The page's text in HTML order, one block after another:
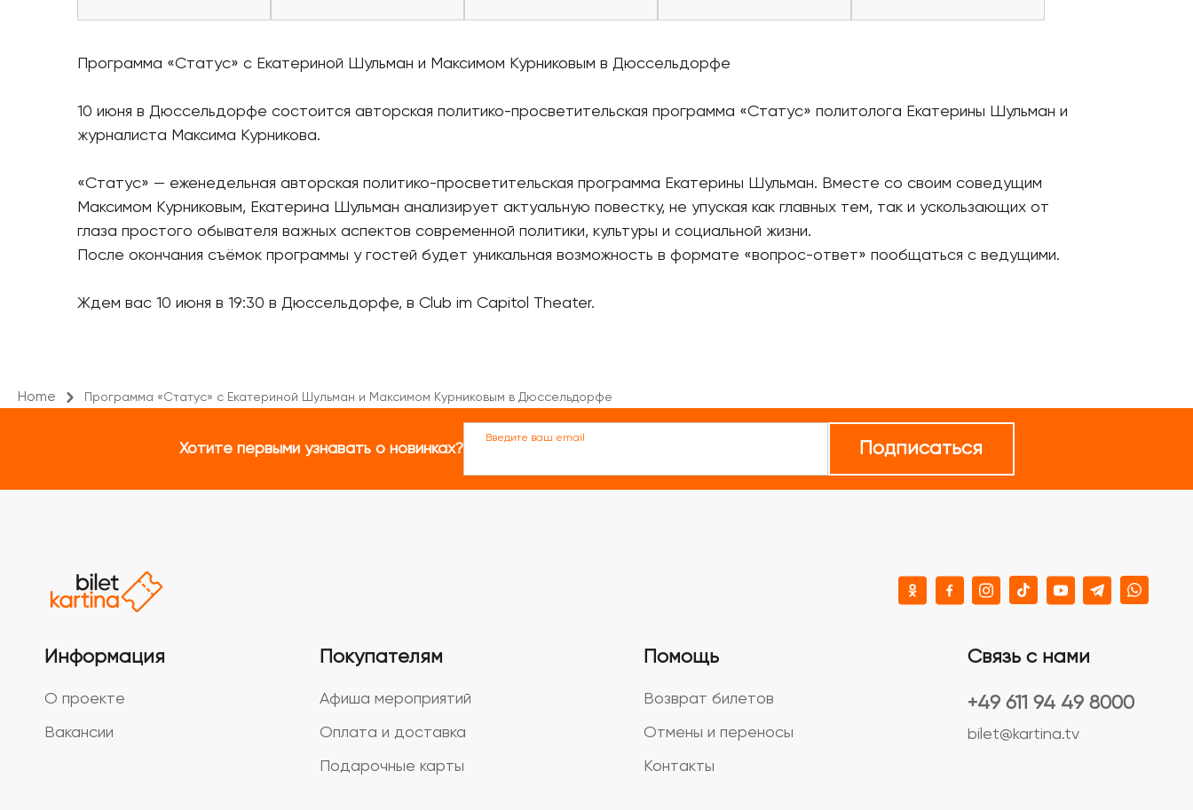
Программа «Статус» с Екатериной Шульман и Максимом Курниковым в Дюссельдорфе
10 июня в Дюссельдорфе состоится авторская политико-просветительская программа «Статус» политолога Екатерины Шульман и
журналиста Максима Курникова.
«Статус» — еженедельная авторская политико-просветительская программа Екатерины Шульман. Вместе со своим соведущим
Максимом Курниковым, Екатерина Шульман анализирует актуальную повестку, не упуская как главных тем, так и ускользающих от
глаза простого обывателя важных аспектов современной политики, культуры и социальной жизни.
После окончания съёмок программы у гостей будет уникальная возможность в формате «вопрос-ответ» пообщаться с ведущими.
Ждем вас 10 июня в 19:30 в Дюссельдорфе, в Club im Capitol Theater.
Home Программа «Статус» с Екатериной Шульман и Максимом Курниковым в Дюссельдорфе
Хотите первыми узнавать о новинках?
Введите ваш email
Подписаться
Информация
О проекте
Вакансии
Покупателям
Афиша мероприятий
Оплата и доставка
Подарочные карты
Помощь
Возврат билетов
Отмены и переносы
Контакты
Связь с нами
+49 611 94 49 8000
bilet@kartina.tv